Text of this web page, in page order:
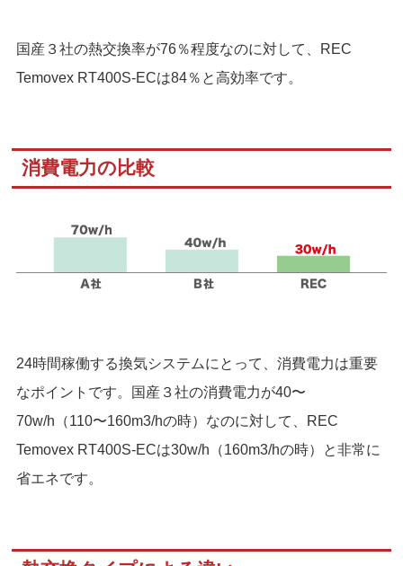
国産３社の熱交換率が76％程度なのに対して、REC
Temovex RT400S-ECは84％と高効率です。
消費電力の比較
24時間稼働する換気システムにとって、消費電力は重要
なポイントです。国産３社の消費電力が40〜
70w/h（110〜160m3/hの時）なのに対して、REC
Temovex RT400S-ECは30w/h（160m3/hの時）と非常に
省エネです。